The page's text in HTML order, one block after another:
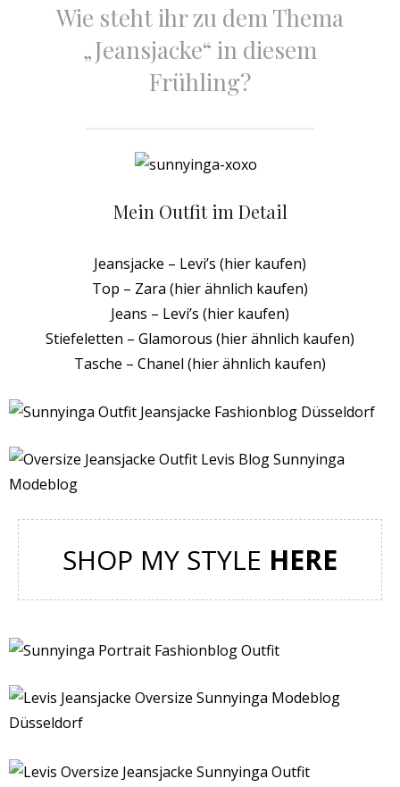
Wie steht ihr zu dem Thema
„Jeansjacke“ in diesem
Frühling?
Mein Outfit im Detail
Jeansjacke – Levi’s (hier kaufen)
Top – Zara (hier ähnlich kaufen)
Jeans – Levi’s (hier kaufen)
Stiefeletten – Glamorous (hier ähnlich kaufen)
Tasche – Chanel (hier ähnlich kaufen)
SHOP MY STYLE HERE